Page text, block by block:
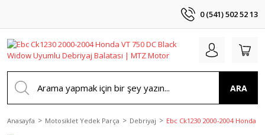
0 (541) 502 52 13
ARA
Anasayfa Motosiklet Yedek Parça Debriyaj Ebc Ck1230 2000-2004 Honda